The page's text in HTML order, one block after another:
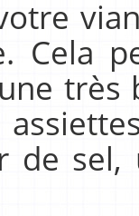
Cela
de